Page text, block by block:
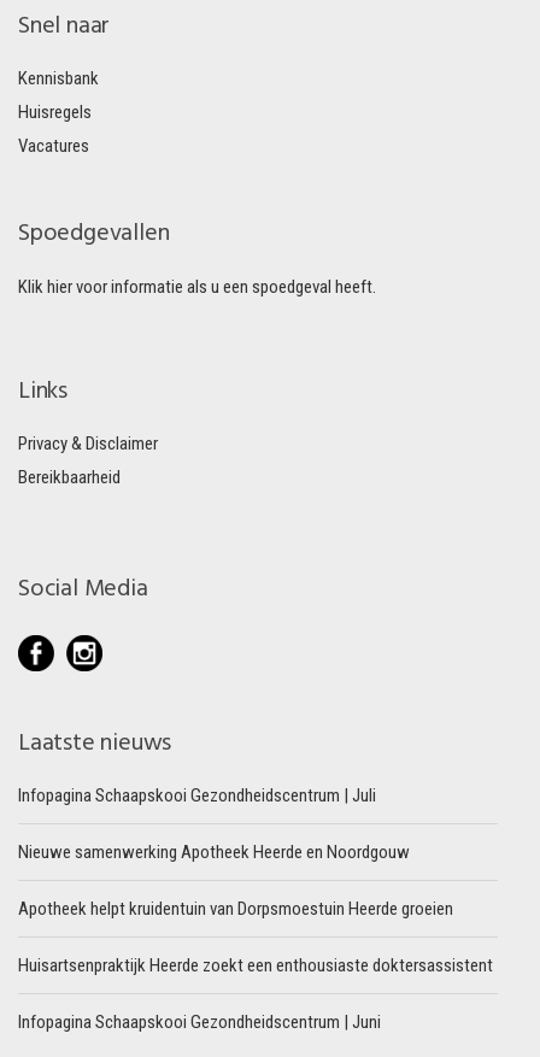
Snel naar
Kennisbank
Huisregels
Vacatures
Spoedgevallen
Klik hier voor informatie als u een spoedgeval heeft.
Links
Privacy & Disclaimer
Bereikbaarheid
Social Media
Laatste nieuws
Infopagina Schaapskooi Gezondheidscentrum | Juli
Nieuwe samenwerking Apotheek Heerde en Noordgouw
Apotheek helpt kruidentuin van Dorpsmoestuin Heerde groeien
Huisartsenpraktijk Heerde zoekt een enthousiaste doktersassistent
Infopagina Schaapskooi Gezondheidscentrum | Juni